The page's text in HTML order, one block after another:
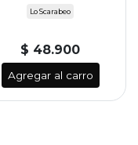
Lo Scarabeo
$ 48.900
Agregar al carro